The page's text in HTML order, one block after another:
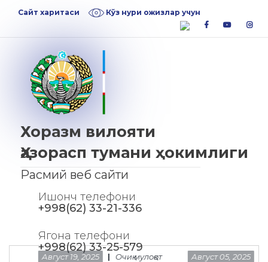
Сайт харитаси
Кўз нури ожизлар учун
facebookyoutube
Хоразм вилояти
Ҳазорасп тумани ҳокимлиги
Расмий веб сайти
Ишонч телефони
+998(62) 33-21-336
Ягона телефони
+998(62) 33-25-579
Август 19, 2025 Очиқ мулоқот Август 05, 2025